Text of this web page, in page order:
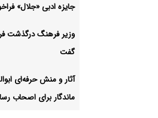
جایزه ادبی «جلال»
وزیر فرهنگ درگذشت
گفت
آثار و منش حرفه‌ای
ماندگار برای اصحاب